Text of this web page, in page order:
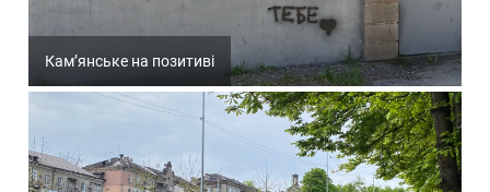
Кам’янське на позитиві